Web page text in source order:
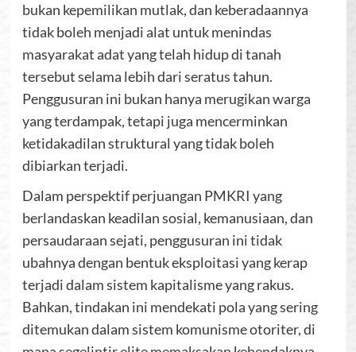
bukan kepemilikan mutlak, dan keberadaannya
tidak boleh menjadi alat untuk menindas
masyarakat adat yang telah hidup di tanah
tersebut selama lebih dari seratus tahun.
Penggusuran ini bukan hanya merugikan warga
yang terdampak, tetapi juga mencerminkan
ketidakadilan struktural yang tidak boleh
dibiarkan terjadi.
Dalam perspektif perjuangan PMKRI yang
berlandaskan keadilan sosial, kemanusiaan, dan
persaudaraan sejati, penggusuran ini tidak
ubahnya dengan bentuk eksploitasi yang kerap
terjadi dalam sistem kapitalisme yang rakus.
Bahkan, tindakan ini mendekati pola yang sering
ditemukan dalam sistem komunisme otoriter, di